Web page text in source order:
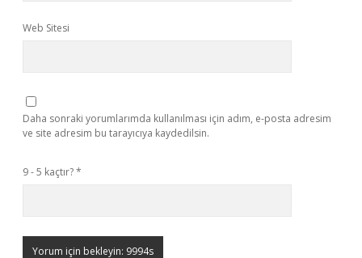
Web Sitesi
Daha sonraki yorumlarımda kullanılması için adım, e-posta adresim
ve site adresim bu tarayıcıya kaydedilsin.
9 - 5 kaçtır?*